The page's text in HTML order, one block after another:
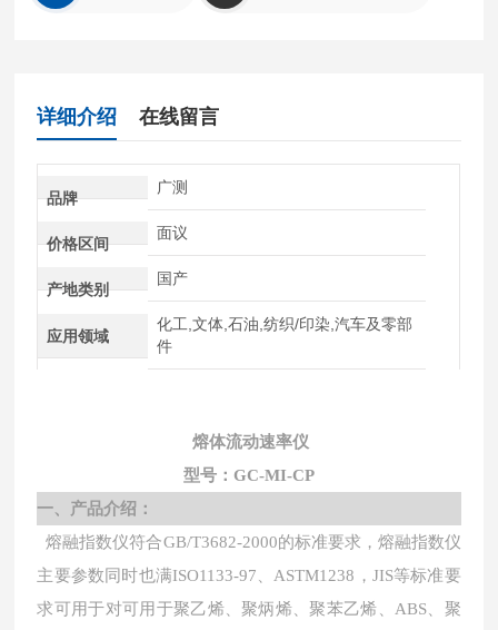
详细介绍 在线留言
品牌
广测
价格区间
面议
产地类别
国产
应用领域
化工,文体,石油,纺织/印染,汽车及零部
件
熔体流动速率仪
型号： GC-MI-CP
一、产品介绍：
熔融指数仪符合GB/T3682-2000的标准要求，熔融指数仪
主要参数同时也满ISO1133-97、ASTM1238，JIS等标准要
求可用于对可用于聚乙烯、聚炳烯、聚苯乙烯、ABS、聚